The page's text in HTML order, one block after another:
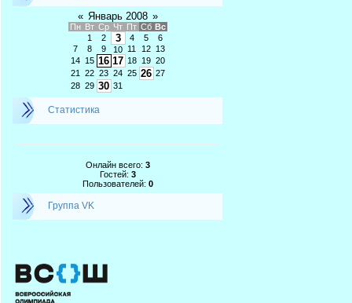
« Январь 2008 »
Пн Вт Ср Чт Пт Сб Вс
1
2 3 4 5
6
7
8 9 10 11 12
13
14
15 16 17 18 19 20
21
22 23 24 25 26 27
28 29 30 31
Статистика
Онлайн всего: 3
Гостей: 3
Пользователей: 0
Группа VK